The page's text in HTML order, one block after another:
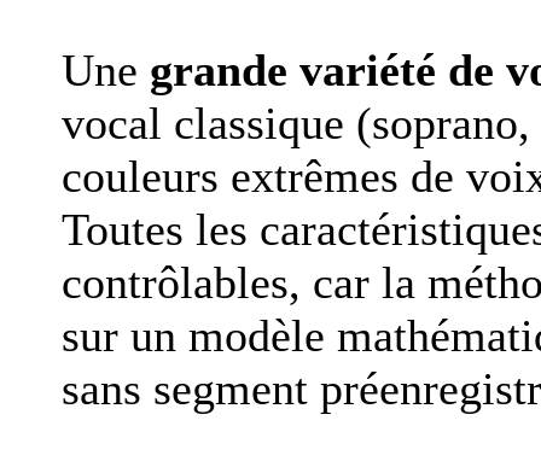
Une grande variété de
vocal classique
couleurs extrêmes de
Toutes les
contrôlables, car la
sur un modèle
sans segment